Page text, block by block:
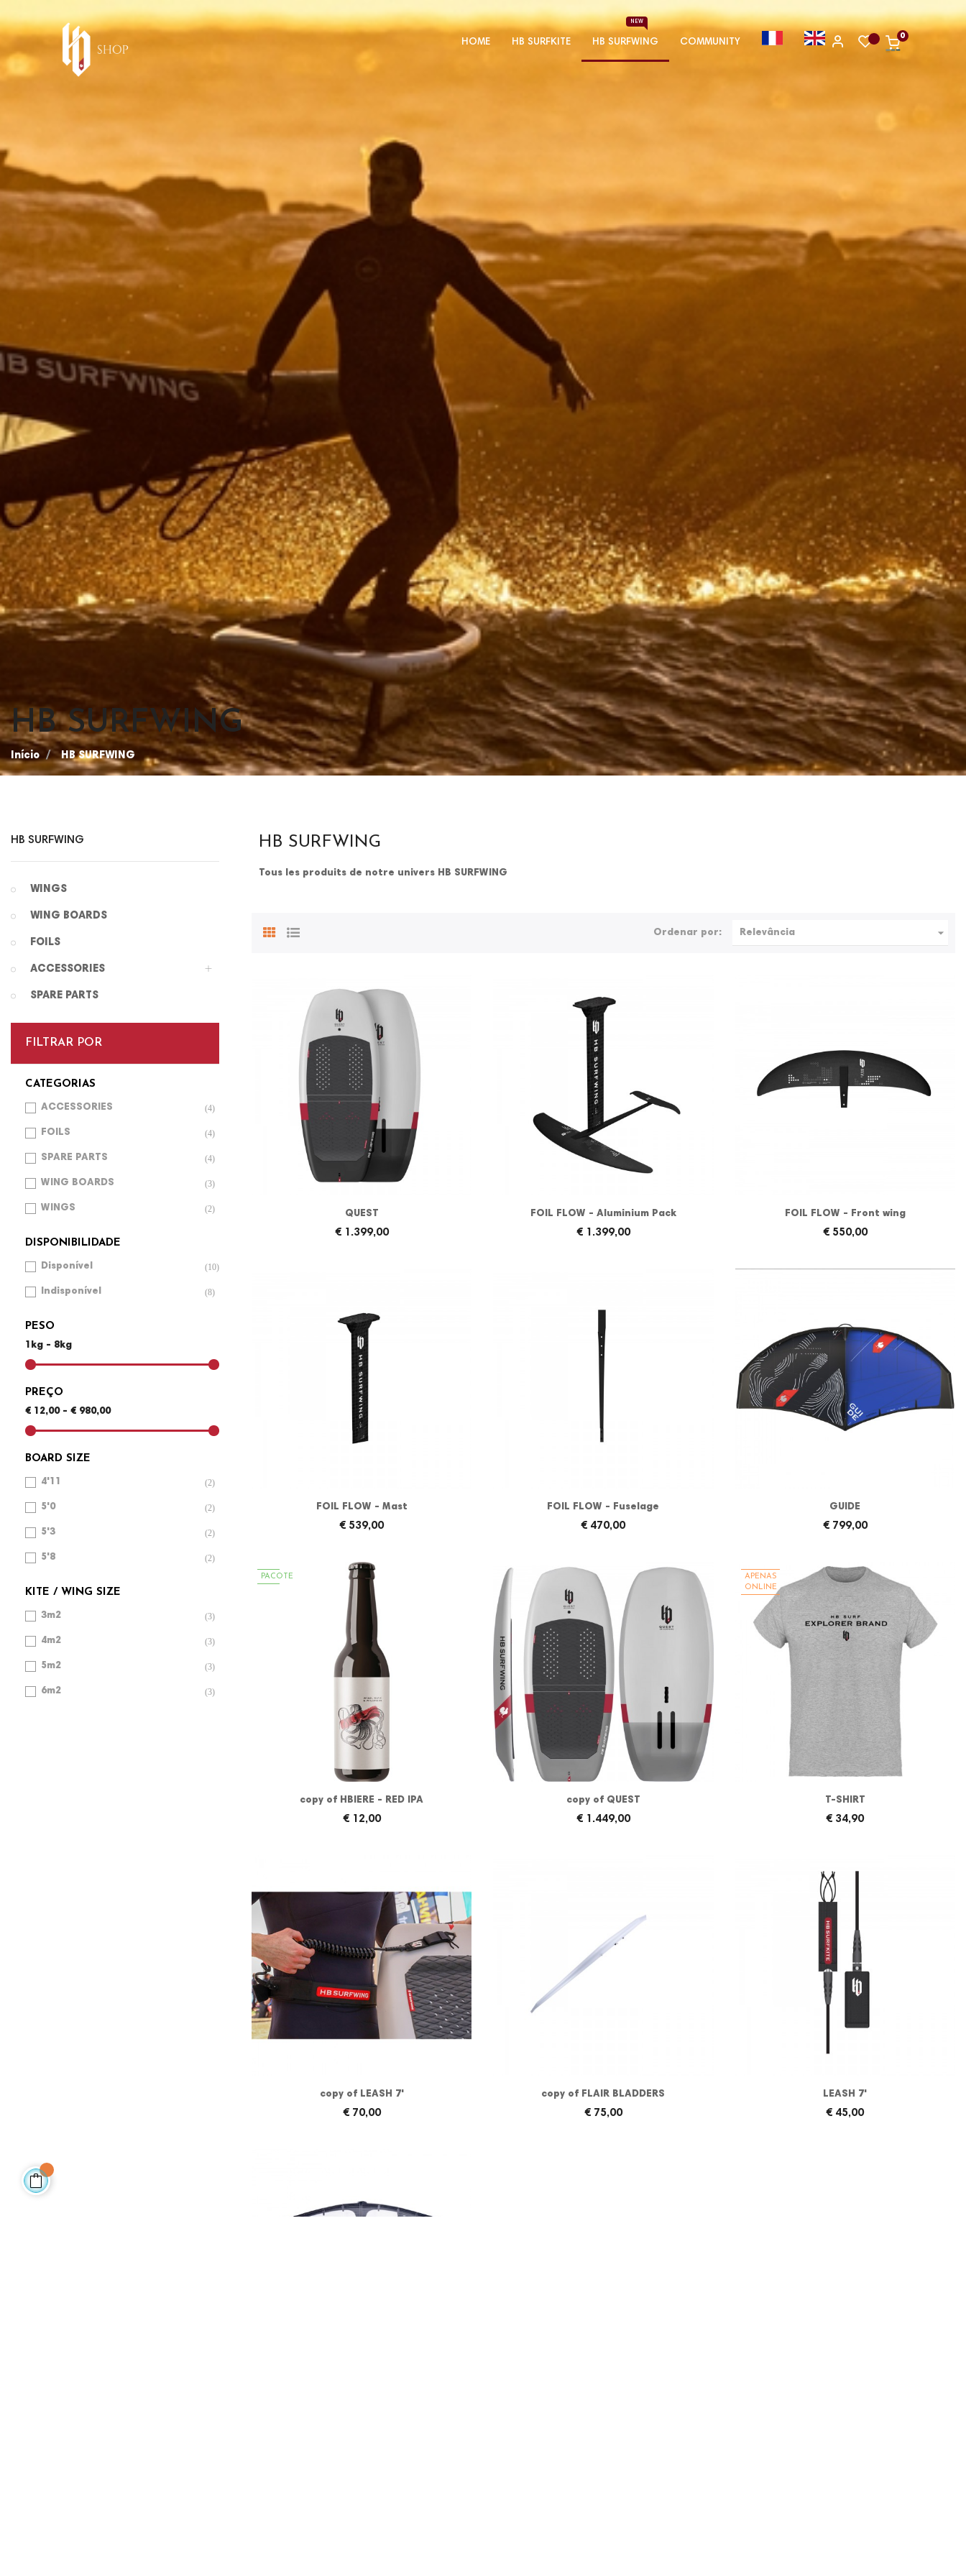
HOME HB SURFKITE HB SURFWING
NEW
COMMUNITY
0
HB SURFWING
Início HB SURFWING
HB SURFWING
WINGS
WING BOARDS
FOILS
ACCESSORIES
SPARE PARTS
FILTRAR POR
CATEGORIAS
ACCESSORIES (4)
FOILS (4)
SPARE PARTS (4)
WING BOARDS (3)
WINGS (2)
DISPONIBILIDADE
Disponível (10)
Indisponível (8)
PESO
1kg - 8kg
PREÇO
€ 12,00 - € 980,00
BOARD SIZE
4'11 (2)
5'0 (2)
5'3 (2)
5'8 (2)
KITE / WING SIZE
3m2 (3)
4m2 (3)
5m2 (3)
6m2 (3)
HB SURFWING
Tous les produits de notre univers HB SURFWING
Ordenar por: Relevância 
QUEST
€ 1.399,00
FOIL FLOW - Aluminium Pack
€ 1.399,00
FOIL FLOW - Front wing
€ 550,00
FOIL FLOW - Mast
€ 539,00
FOIL FLOW - Fuselage
€ 470,00
GUIDE
€ 799,00
PACOTE
copy of HBIERE - RED IPA
€ 12,00
copy of QUEST
€ 1.449,00
APENAS
ONLINE
T-SHIRT
€ 34,90
copy of LEASH 7'
€ 70,00
copy of FLAIR BLADDERS
€ 75,00
LEASH 7'
€ 45,00